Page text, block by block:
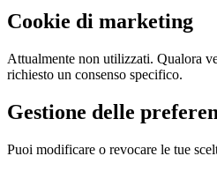
Cookie di marketing
Attualmente non utilizzati. Qualora
richiesto un consenso specifico.
Gestione delle
Puoi modificare o revocare le tue